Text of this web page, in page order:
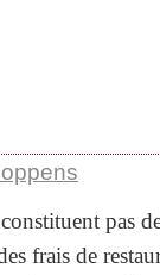
pas
frais de